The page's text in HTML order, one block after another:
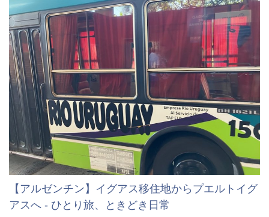
【アルゼンチン】イグアス移住地からプエルトイグ
アスへ - ひとり旅、ときどき日常